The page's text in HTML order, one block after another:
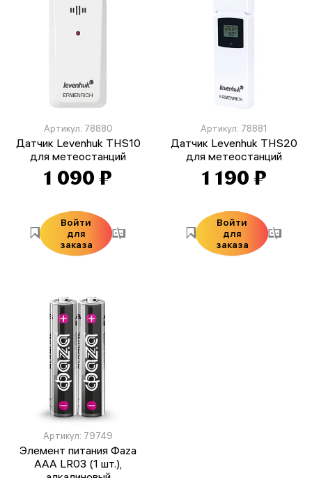
Артикул: 78880
Датчик Levenhuk THS10
для метеостанций
1 090 ₽
Войти
для
заказа
Артикул: 78881
Датчик Levenhuk THS20
для метеостанций
1 190 ₽
Войти
для
заказа
Артикул: 79749
Элемент питания Фаza
AAA LR03 (1 шт.),